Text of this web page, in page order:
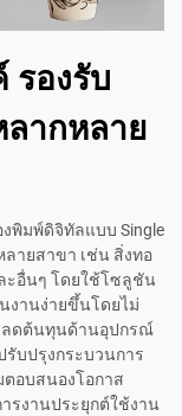
รองรับ
ากหลาย
พิมพ์ดิจิทัลแบบ Single
ลายสาขา เช่น สิ่งทอ
ะอื่นๆ โดยใช้โซลูชัน
งานง่ายขึ้นโดยไม่
ลดต้นทุนด้านอุปกรณ์
รับปรุงกระบวนการ
อบสนองโอกาส
รงานประยุกต์ใช้งาน